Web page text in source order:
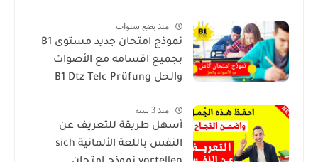
منذ بضع سنوات
نموذج امتحان جديد مستوى B1
بجميع اقسامه مع الأصوات
والحل B1 Dtz Telc Prüfung
منذ 3 سنة
أسهل طريقة للتعريف عن
النفس باللغة الألمانية sich